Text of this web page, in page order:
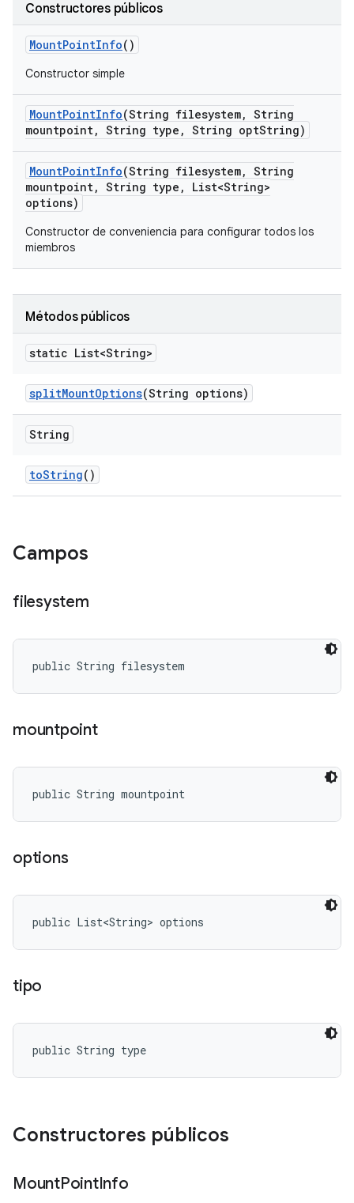
Constructores públicos
MountPointInfo()
Constructor simple
MountPointInfo(String filesystem, String
mountpoint, String type , String optString)
MountPointInfo(String filesystem, String
mountpoint, String type ,
List<String>
options)
Constructor de conveniencia para configurar todos los
miembros
Métodos públicos
static List<String>
splitMountOptions(String options)
String
toString()
Campos
filesystem
public String filesystem
mountpoint
public String mountpoint
options
public List<String> options
tipo
public String type
Constructores públicos
MountPointInfo